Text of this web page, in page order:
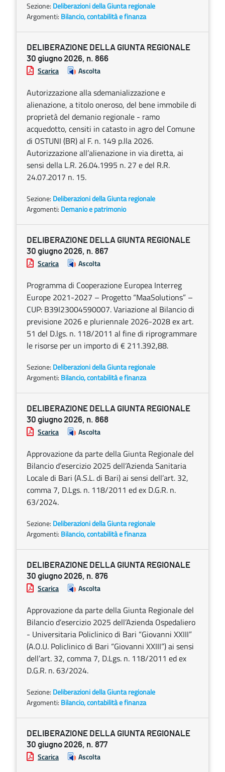
Sezione: Deliberazioni della Giunta regionale
Argomenti: Bilancio, contabilità e finanza
DELIBERAZIONE DELLA GIUNTA REGIONALE
30 giugno 2026, n. 866
Scarica Ascolta
Autorizzazione alla sdemanializzazione e
alienazione, a titolo oneroso, del bene immobile di
proprietà del demanio regionale - ramo
acquedotto, censiti in catasto in agro del Comune
di OSTUNI (BR) al F. n. 149 p.lla 2026.
Autorizzazione all’alienazione in via diretta, ai
sensi della L.R. 26.04.1995 n. 27 e del R.R.
24.07.2017 n. 15.
Sezione: Deliberazioni della Giunta regionale
Argomenti: Demanio e patrimonio
DELIBERAZIONE DELLA GIUNTA REGIONALE
30 giugno 2026, n. 867
Scarica Ascolta
Programma di Cooperazione Europea Interreg
Europe 2021-2027 – Progetto “MaaSolutions” –
CUP: B39I23004590007. Variazione al Bilancio di
previsione 2026 e pluriennale 2026-2028 ex art.
51 del D.lgs. n. 118/2011 al fine di riprogrammare
le risorse per un importo di € 211.392,88.
Sezione: Deliberazioni della Giunta regionale
Argomenti: Bilancio, contabilità e finanza
DELIBERAZIONE DELLA GIUNTA REGIONALE
30 giugno 2026, n. 868
Scarica Ascolta
Approvazione da parte della Giunta Regionale del
Bilancio d’esercizio 2025 dell’Azienda Sanitaria
Locale di Bari (A.S.L. di Bari) ai sensi dell’art. 32,
comma 7, D.Lgs. n. 118/2011 ed ex D.G.R. n.
63/2024.
Sezione: Deliberazioni della Giunta regionale
Argomenti: Bilancio, contabilità e finanza
DELIBERAZIONE DELLA GIUNTA REGIONALE
30 giugno 2026, n. 876
Scarica Ascolta
Approvazione da parte della Giunta Regionale del
Bilancio d’esercizio 2025 dell’Azienda Ospedaliero
- Universitaria Policlinico di Bari “Giovanni XXIII”
(A.O.U. Policlinico di Bari “Giovanni XXIII”) ai sensi
dell’art. 32, comma 7, D.Lgs. n. 118/2011 ed ex
D.G.R. n. 63/2024.
Sezione: Deliberazioni della Giunta regionale
Argomenti: Bilancio, contabilità e finanza
DELIBERAZIONE DELLA GIUNTA REGIONALE
30 giugno 2026, n. 877
Scarica Ascolta